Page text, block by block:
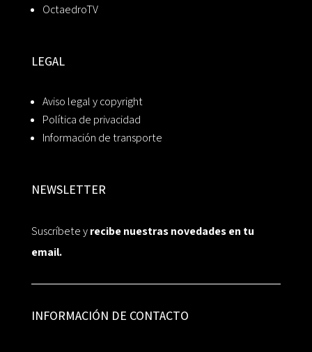
OctaedroTV
LEGAL
Aviso legal y copyright
Política de privacidad
Información de transporte
NEWSLETTER
Suscríbete yrecibe nuestras novedades en tu
email.
INFORMACIÓN DE CONTACTO